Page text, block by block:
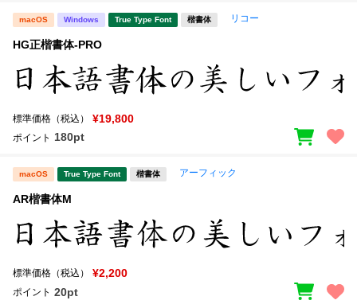
macOS Windows True Type Font 楷書体 リコー
HG正楷書体-PRO
標準価格（税込） ¥19,800
ポイント 180pt
macOS True Type Font 楷書体 アーフィック
AR楷書体M
標準価格（税込） ¥2,200
ポイント 20pt